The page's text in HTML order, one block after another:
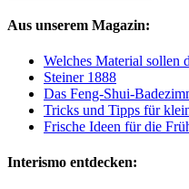
Aus unserem Magazin:
Welches Material sollen
Steiner 1888
Das Feng-Shui-
Tricks und Tipps für
Frische Ideen für die
Interismo entdecken: